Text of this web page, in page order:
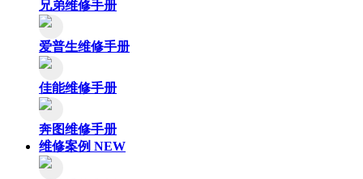
兄弟维修手册
爱普生维修手册
佳能维修手册
奔图维修手册
维修案例 NEW